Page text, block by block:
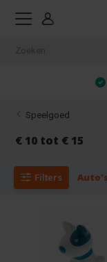
Speelgoed
€ 10 tot € 15
Filters Auto's